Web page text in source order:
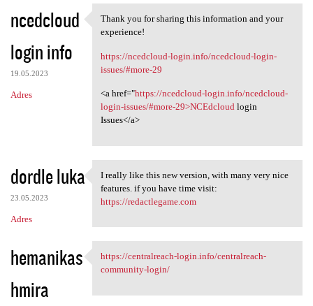
K
o
m
e
n
z
e
ncedcloud
login info
19.05.2023
Adres
Thank you for sharing this
Thank you for sharing this information and your
experience!
https://ncedcloud-login.info/ncedcloud-login-
issues/#more-29
<a href="https://ncedcloud-login.info/ncedcloud-
login-issues/#more-29>NCEdcloudlogin
Issues</a>
dordle luka
23.05.2023
Adres
I really like this new
I really like this new version, with many very nice
features. if you have time visit:
https://redactlegame.com
hemanikas
hmira
https://centralreach-login
https://centralreach-login.info/centralreach-
community-login/